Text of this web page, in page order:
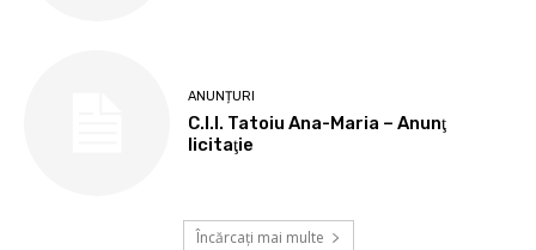
ANUNȚURI
C.I.I. Tatoiu Ana-Maria – Anunţ
licitaţie
Încărcați mai multe